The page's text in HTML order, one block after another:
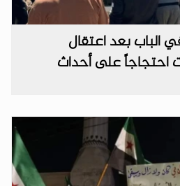
الباب بعد اعتقال
احتجاجاً على أحداث